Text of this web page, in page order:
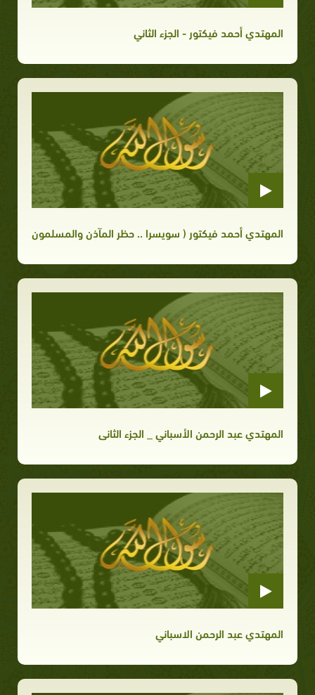
المهتدي أحمد فيكتور - الجزء الثاني
المهتدي أحمد فيكتور ( سويسرا .. حظر المآذن والمسلمون الجدد)
المهتدي عبد الرحمن الأسباني _ الجزء الثانى
المهتدي عبد الرحمن الاسباني